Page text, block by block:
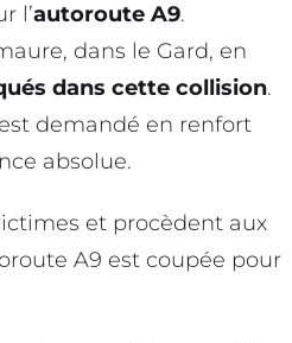
l’autoroute A9.
dans le Gard, en
dans cette collision.
demandé en renfort
absolue.
et procèdent aux
A9 est coupée pour